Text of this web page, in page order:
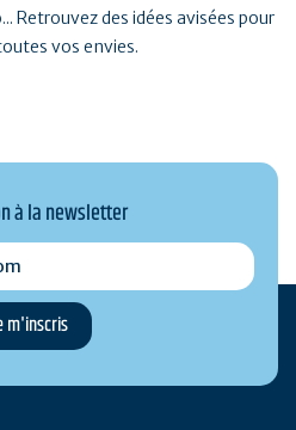
Retrouvez des idées avisées pour
vos envies.
à la newsletter